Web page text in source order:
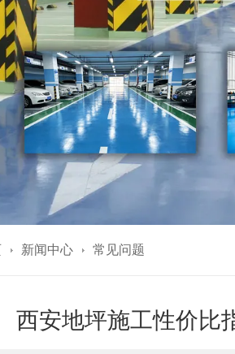
新闻中心 常见问题
西安地坪施工性价比